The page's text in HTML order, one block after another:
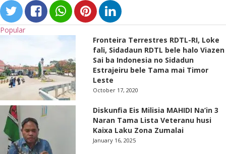
Popular
Fronteira Terrestres RDTL-RI, Loke
fali, Sidadaun RDTL bele halo Viazen
Sai ba Indonesia no Sidadun
Estrajeiru bele Tama mai Timor
Leste
October 17, 2020
Diskunfia Eis Milisia MAHIDI Na’in 3
Naran Tama Lista Veteranu husi
Kaixa Laku Zona Zumalai
January 16, 2025